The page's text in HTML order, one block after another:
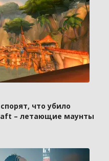
что убило
– летающие маунты